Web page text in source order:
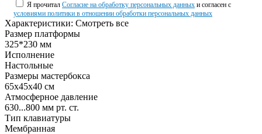
Я прочитал Согласие на обработку персональных данных и согласен с
условиями политики в отношении обработки персональных данных
Характеристики: Смотреть все
Размер платформы
325*230 мм
Исполнение
Настольные
Размеры мастербокса
65х45х40 см
Атмосферное давление
630...800 мм рт. ст.
Тип клавиатуры
Мембранная